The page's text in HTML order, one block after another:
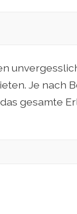
Je nach
gesamte